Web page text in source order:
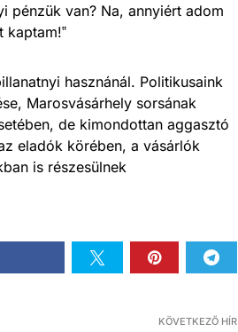
pénzük van? Na, annyiért adom
kaptam!‟
hasznánál. Politikusaink
Marosvásárhely sorsának
de kimondottan aggasztó
eladók körében, a vásárlók
is részesülnek
KÖVETKEZŐ HÍR